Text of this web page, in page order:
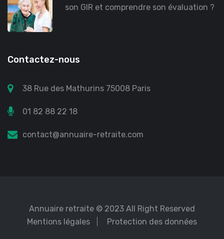
son GIR et comprendre son évaluation ?
Contactez-nous
38 Rue des Mathurins 75008 Paris
01 82 88 22 18
contact@annuaire-retraite.com
Annuaire retraite © 2023 All Right Reserved
Mentions légales
Protection des données